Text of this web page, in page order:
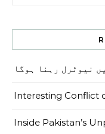
نیوٹرل رہنا ہوگا
Interesting Conflict
Inside Pakistan’s